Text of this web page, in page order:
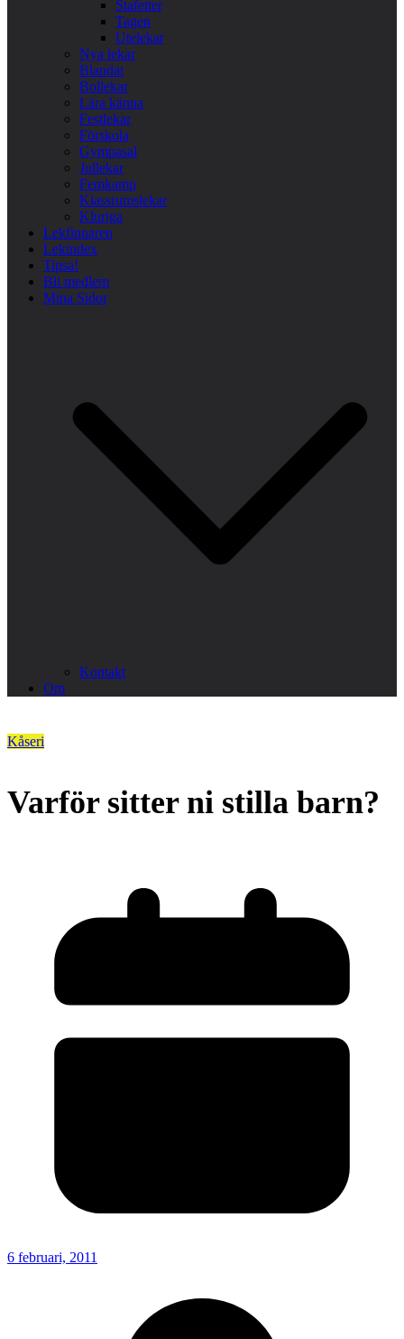
Stafetter
Tagen
Utelekar
Nya lekar
Blandat
Bollekar
Lära känna
Festlekar
Förskola
Gympasal
Jullekar
Femkamp
Klassrumslekar
Kluriga
Lekfinnaren
Lekindex
Tipsa!
Bli medlem
Mina Sidor
Kontakt
Om
Kåseri
Varför sitter ni stilla barn?
6 februari, 2011